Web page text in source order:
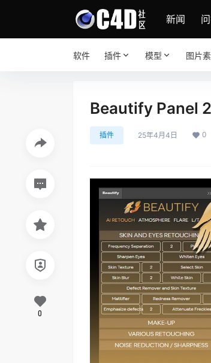
新闻
软件 插件 模型 图片
Beautify Panel
插件 25年4月4日 0
0